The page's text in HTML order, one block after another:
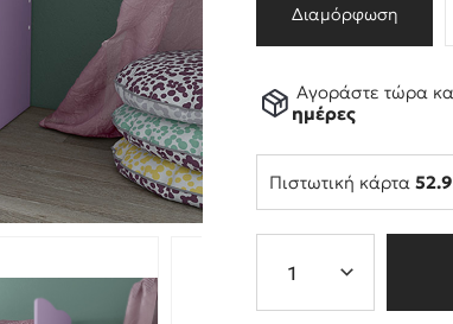
Διαμόρφωση
Αγοράστε τώρα
ημέρες
Πιστωτική κάρτα